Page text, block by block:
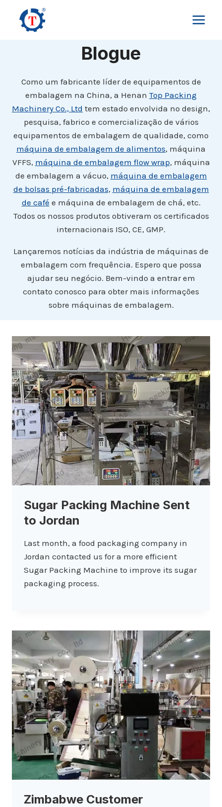
content
Blogue
Como um fabricante líder de equipamentos de
embalagem na China, a Henan Top Packing
Machinery Co., Ltd tem estado envolvida no design,
pesquisa, fabrico e comercialização de vários
equipamentos de embalagem de qualidade, como
máquina de embalagem de alimentos, máquina
VFFS, máquina de embalagem flow wrap, máquina
de embalagem a vácuo, máquina de embalagem
de bolsas pré-fabricadas, máquina de embalagem
de café e máquina de embalagem de chá, etc.
Todos os nossos produtos obtiveram os certificados
internacionais ISO, CE, GMP.
Lançaremos notícias da indústria de máquinas de
embalagem com frequência. Espero que possa
ajudar seu negócio. Bem-vindo a entrar em
contato conosco para obter mais informações
sobre máquinas de embalagem.
Sugar Packing Machine Sent
to Jordan
Last month, a food packaging company in
Jordan contacted us for a more efficient
Sugar Packing Machine to improve its sugar
packaging process.
Zimbabwe Customer